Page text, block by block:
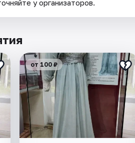
у организаторов.
от 100 ₽